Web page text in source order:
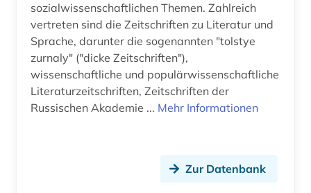
sozialwissenschaftlichen Themen. Zahlreich
vertreten sind die Zeitschriften zu Literatur und
Sprache, darunter die sogenannten "tolstye
zurnaly" ("dicke Zeitschriften"),
wissenschaftliche und populärwissenschaftliche
Literaturzeitschriften, Zeitschriften der
Russischen Akademie ... Mehr Informationen
Zur Datenbank